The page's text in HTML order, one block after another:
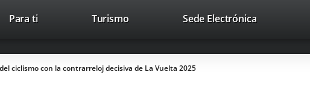
Trabaja con nosotros Contacto
Para ti TurismoEste
abrirá
en
Sede ElectrónicaEnlace
aplicación
ciclismo con la contrarreloj decisiva de La Vuelta 2025